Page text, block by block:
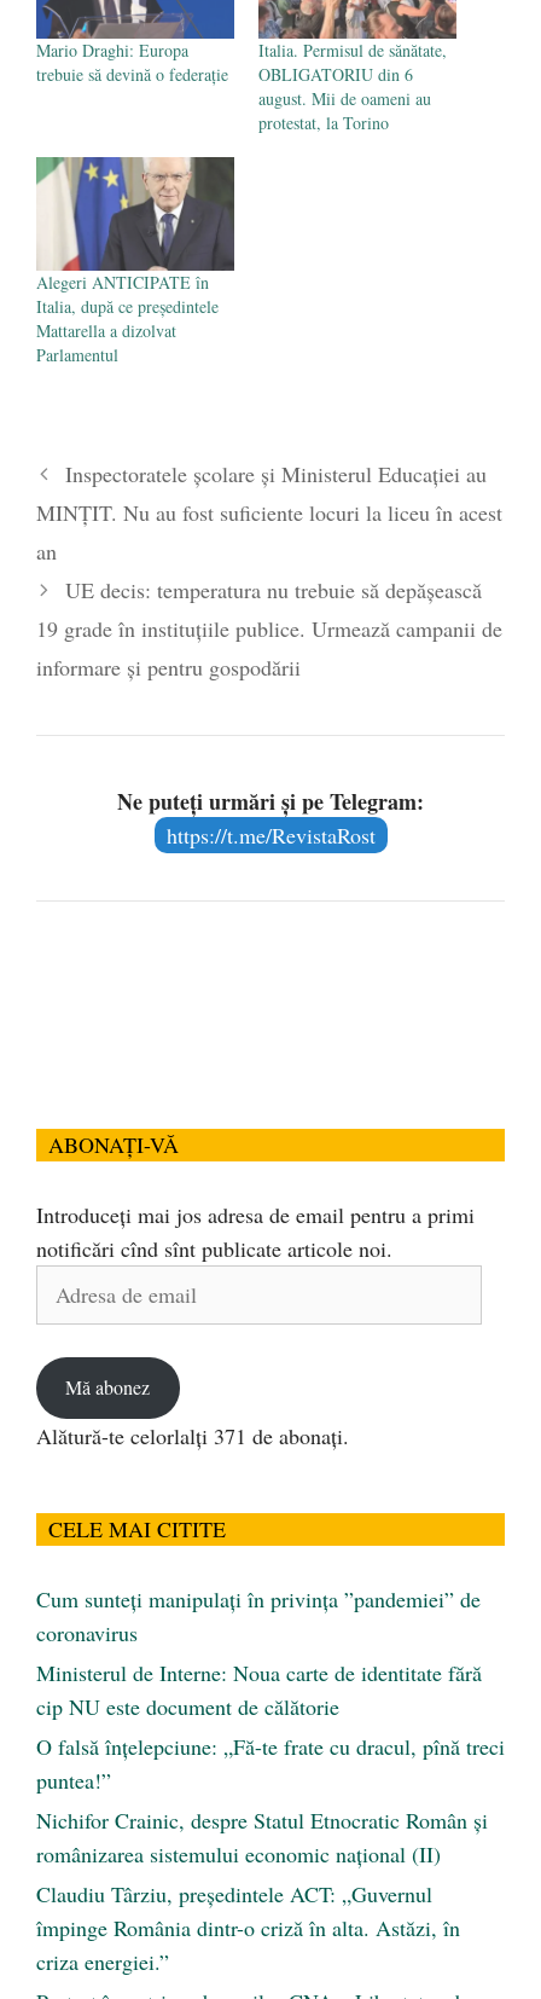
Mario Draghi: Europa
trebuie să devină o federație
Italia. Permisul de sănătate,
OBLIGATORIU din 6
august. Mii de oameni au
protestat, la Torino
Alegeri ANTICIPATE în
Italia, după ce președintele
Mattarella a dizolvat
Parlamentul
Inspectoratele școlare și Ministerul Educației au
MINȚIT. Nu au fost suficiente locuri la liceu în acest
an
UE decis: temperatura nu trebuie să depășească
19 grade în instituțiile publice. Urmează campanii de
informare și pentru gospodării
Ne puteți urmări și pe Telegram:
https://t.me/RevistaRost
ABONAȚI-VĂ
Introduceți mai jos adresa de email pentru a primi
notificări cînd sînt publicate articole noi.
Mă abonez
Alătură-te celorlalți 371 de abonați.
CELE MAI CITITE
Cum sunteți manipulați în privința ”pandemiei” de
coronavirus
Ministerul de Interne: Noua carte de identitate fără
cip NU este document de călătorie
O falsă înțelepciune: „Fă-te frate cu dracul, pînă treci
puntea!”
Nichifor Crainic, despre Statul Etnocratic Român şi
românizarea sistemului economic naţional (II)
Claudiu Târziu, președintele ACT: „Guvernul
împinge România dintr-o criză în alta. Astăzi, în
criza energiei.”